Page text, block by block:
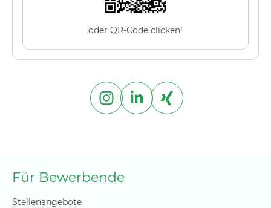
oder QR-Code clicken!
Für Bewerbende
Stellenangebote